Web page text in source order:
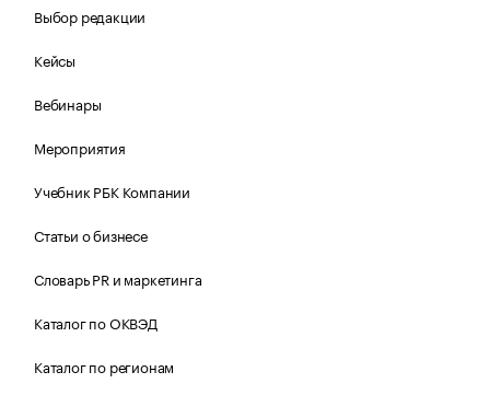
Выбор редакции
Кейсы
Вебинары
Мероприятия
Учебник РБК Компании
Статьи о бизнесе
Словарь PR и маркетинга
Каталог по ОКВЭД
Каталог по регионам